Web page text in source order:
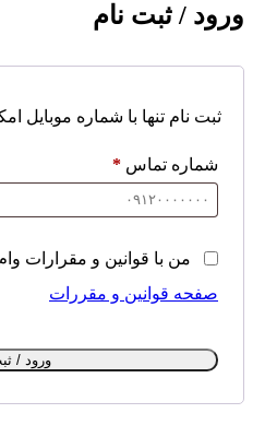
ورود / ثبت نام
ثبت نام تنها با شماره موبایل
شماره تماس *
من با قوانین و مقرارات
صفحه قوانین و مقررات
ورود /